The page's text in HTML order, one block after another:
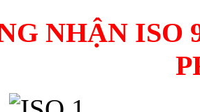
NHẬN ISO